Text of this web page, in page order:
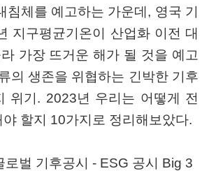
침체를 예고하는 가운데, 영국 기
지구평균기온이 산업화 이전 대
가장 뜨거운 해가 될 것을 예고
의 생존을 위협하는 긴박한 기후
위기. 2023년 우리는 어떻게 전
야 할지 10가지로 정리해보았다.
로벌 기후공시 - ESG 공시 Big 3